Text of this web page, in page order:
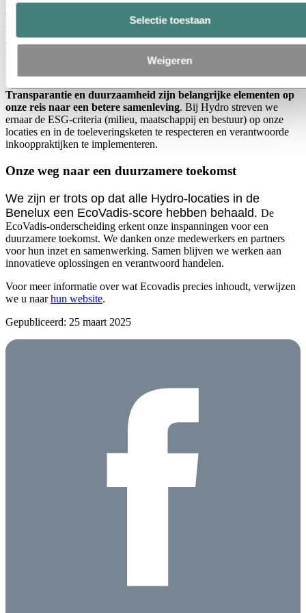
Selectie toestaan
Weigeren
arbeidsvoorwaarden met extra voordelen voor werknemers.
Arbeidsveiligheid is stevig verankerd in onze bedrijfswaarden.
Ethiek en duurzame inkoop vormen de kern van ons handelen.
Door materialen met een lage CO₂-footprint te gebruiken en
recycling te bevorderen, dragen we bij aan de circulaire economie.
Transparantie en duurzaamheid zijn belangrijke elementen op
onze reis naar een betere samenleving. Bij Hydro streven we
ernaar de ESG-criteria (milieu, maatschappij en bestuur) op onze
locaties en in de toeleveringsketen te respecteren en verantwoorde
inkooppraktijken te implementeren.
Onze weg naar een duurzamere toekomst
We zijn er trots op dat alle Hydro-locaties in de
Benelux een EcoVadis-score hebben behaald. De
EcoVadis-onderscheiding erkent onze inspanningen voor een
duurzamere toekomst. We danken onze medewerkers en partners
voor hun inzet en samenwerking. Samen blijven we werken aan
innovatieve oplossingen en verantwoord handelen.
Voor meer informatie over wat Ecovadis precies inhoudt, verwijzen
we u naarhun website.
Gepubliceerd: 25 maart 2025